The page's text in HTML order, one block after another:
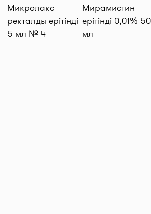
Микролакс
ректалды ерітінді
5 мл № 4
Мирамистин
ерітінді 0,01% 50
мл